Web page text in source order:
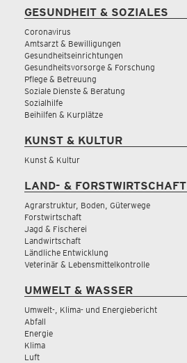
GESUNDHEIT & SOZIALES
Coronavirus
Amtsarzt & Bewilligungen
Gesundheitseinrichtungen
Gesundheitsvorsorge & Forschung
Pflege & Betreuung
Soziale Dienste & Beratung
Sozialhilfe
Beihilfen & Kurplätze
KUNST & KULTUR
Kunst & Kultur
LAND- & FORSTWIRTSCHAFT
Agrarstruktur, Boden, Güterwege
Forstwirtschaft
Jagd & Fischerei
Landwirtschaft
Ländliche Entwicklung
Veterinär & Lebensmittelkontrolle
UMWELT & WASSER
Umwelt-, Klima- und Energiebericht
Abfall
Energie
Klima
Luft